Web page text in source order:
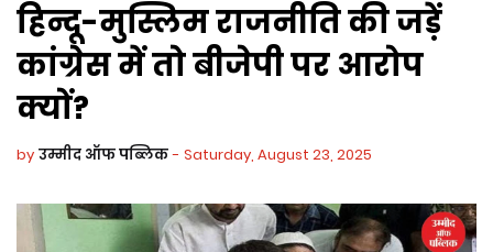
हिन्दू-मुस्लिम राजनीति की जड़ें
कांग्रेस में तो बीजेपी पर आरोप
क्यों?
by उम्मीद ऑफ पब्लिक - Saturday, August 23, 2025